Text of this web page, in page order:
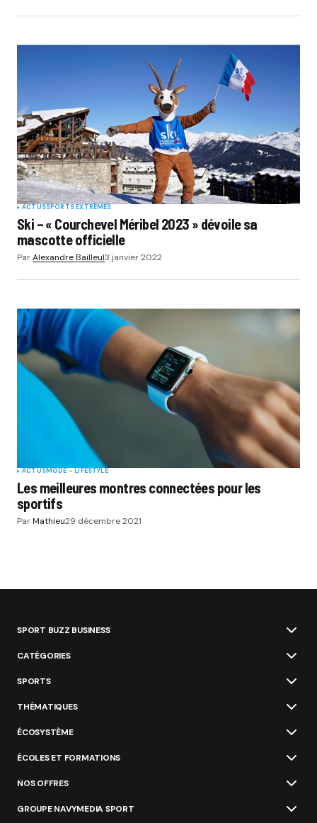
ACTUSSPORTS EXTRÊMES
Ski – « Courchevel Méribel 2023 » dévoile sa
mascotte officielle
ParAlexandre Bailleul3 janvier 2022
ACTUSMODE - LIFESTYLE
Les meilleures montres connectées pour les
sportifs
ParMathieu29 décembre 2021
SPORT BUZZ BUSINESS
CATÉGORIES
SPORTS
THÉMATIQUES
ÉCOSYSTÈME
ÉCOLES ET FORMATIONS
NOS OFFRES
GROUPE NAVYMEDIA SPORT